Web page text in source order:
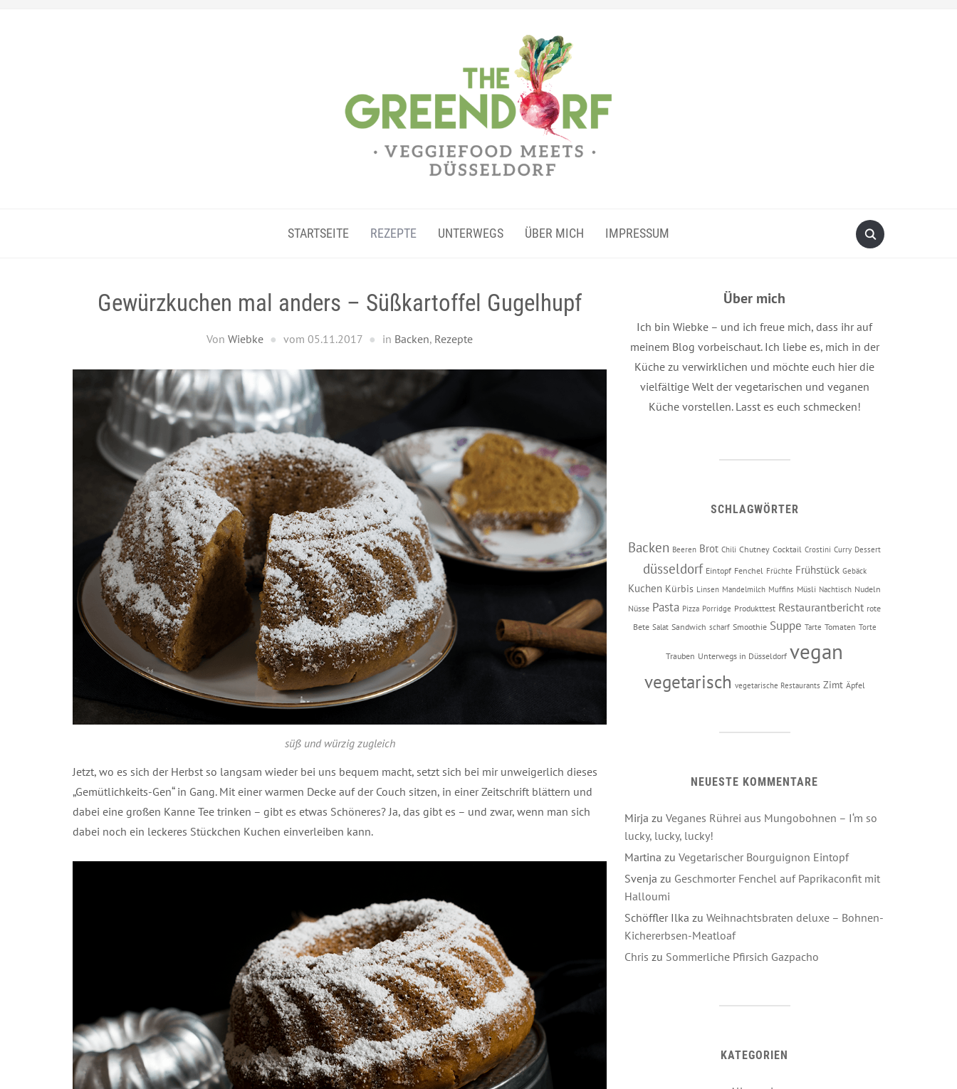
STARTSEITE REZEPTE UNTERWEGS ÜBER MICH IMPRESSUM
Gewürzkuchen mal anders – Süßkartoffel Gugelhupf
Von Wiebke vom 05.11.2017 in Backen, Rezepte
süß und würzig zugleich
Jetzt, wo es sich der Herbst so langsam wieder bei uns bequem macht, setzt sich bei mir unweigerlich dieses
„Gemütlichkeits-Gen“ in Gang. Mit einer warmen Decke auf der Couch sitzen, in einer Zeitschrift blättern und
dabei eine großen Kanne Tee trinken – gibt es etwas Schöneres? Ja, das gibt es – und zwar, wenn man sich
dabei noch ein leckeres Stückchen Kuchen einverleiben kann.
Über mich
Ich bin Wiebke – und ich freue mich, dass ihr auf
meinem Blog vorbeischaut. Ich liebe es, mich in der
Küche zu verwirklichen und möchte euch hier die
vielfältige Welt der vegetarischen und veganen
Küche vorstellen. Lasst es euch schmecken!
SCHLAGWÖRTER
Backen Beeren Brot Chili Chutney Cocktail Crostini Curry Dessert
düsseldorf Eintopf Fenchel Früchte Frühstück Gebäck
Kuchen Kürbis Linsen Mandelmilch Muffins Müsli Nachtisch Nudeln
Nüsse Pasta Pizza Porridge Produkttest Restaurantbericht rote
Bete Salat Sandwich scharf Smoothie Suppe Tarte Tomaten Torte
Trauben Unterwegs in Düsseldorf vegan
vegetarisch vegetarische Restaurants Zimt Äpfel
NEUESTE KOMMENTARE
Mirja zu Veganes Rührei aus Mungobohnen – I‘m so
lucky, lucky, lucky!
Martina zu Vegetarischer Bourguignon Eintopf
Svenja zu Geschmorter Fenchel auf Paprikaconfit mit
Halloumi
Schöffler Ilka zu Weihnachtsbraten deluxe – Bohnen-
Kichererbsen-Meatloaf
Chris zu Sommerliche Pfirsich Gazpacho
KATEGORIEN